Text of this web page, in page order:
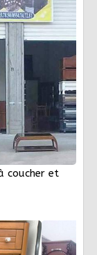
coucher et